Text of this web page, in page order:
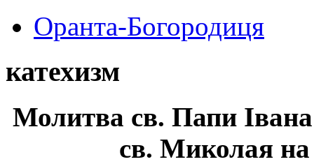
Оранта-Богородиця
катехизм
Молитва св. Папи
св. Миколая на